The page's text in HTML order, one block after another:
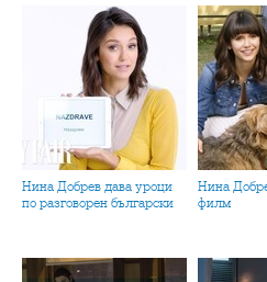
Нина Добрев дава уроци
по разговорен български
Нина Добрев в кучешки
филм